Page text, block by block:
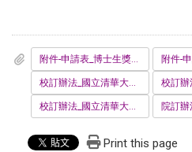
Print this page